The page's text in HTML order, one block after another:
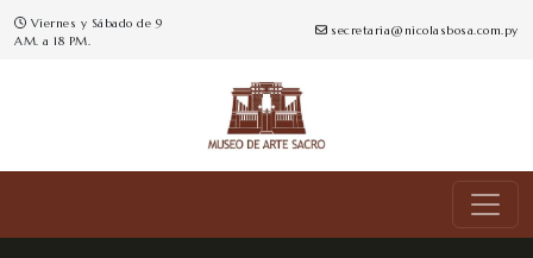
Viernes y Sábado de 9
AM. a 18 PM.
secretaria@nicolasbosa.com.py